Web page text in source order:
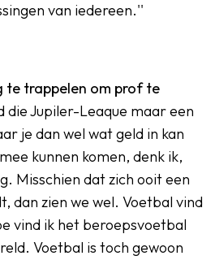
van iedereen.''
te trappelen om prof te
die Jupiler-Leaque maar een
je dan wel wat geld in kan
kunnen komen, denk ik,
Misschien dat zich ooit een
dan zien we wel. Voetbal vind
vind ik het beroepsvoetbal
Voetbal is toch gewoon